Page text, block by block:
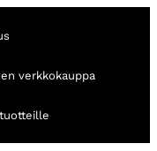
verkkokauppa